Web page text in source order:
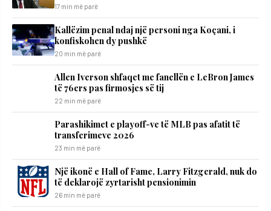
17 min më parë
Kallëzim penal ndaj një personi nga Koçani, i
konfiskohen dy pushkë
20 min më parë
Allen Iverson shfaqet me fanellën e LeBron James
të 76ers pas firmosjes së tij
22 min më parë
Parashikimet e playoff-ve të MLB pas afatit të
transferimeve 2026
23 min më parë
Një ikonë e Hall of Fame, Larry Fitzgerald, nuk do
të deklarojë zyrtarisht pensionimin
26 min më parë